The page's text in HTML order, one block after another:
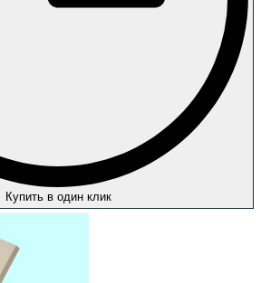
Купить в один клик